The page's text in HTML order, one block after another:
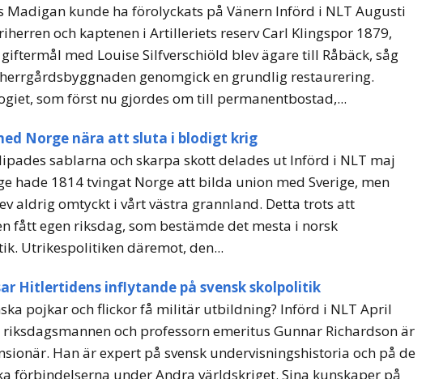
Madigan kunde ha förolyckats på Vänern Införd i NLT Augusti
och kaptenen i Artilleriets reserv Carl Klingspor 1879,
med Louise Silfverschiöld blev ägare till Råbäck, såg
genomgick en grundlig restaurering.
som först nu gjordes om till permanentbostad,...
Norge nära att sluta i blodigt krig
sablarna och skarpa skott delades ut Införd i NLT maj
hade 1814 tvingat Norge att bilda union med Sverige, men
aldrig omtyckt i vårt västra grannland. Detta trots att
fått egen riksdag, som bestämde det mesta i norsk
Utrikespolitiken däremot, den...
Hitlertidens inflytande på svensk skolpolitik
pojkar och flickor få militär utbildning? Införd i NLT April
riksdagsmannen och professorn emeritus Gunnar Richardson är
Han är expert på svensk undervisningshistoria och på de
förbindelserna under Andra världskriget. Sina kunskaper på